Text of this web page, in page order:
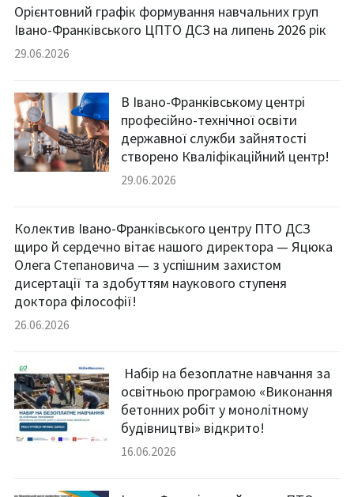
Орієнтовний графік формування навчальних груп
Івано-Франківського ЦПТО ДСЗ на липень 2026 рік
29.06.2026
В Івано-Франківському центрі
професійно-технічної освіти
державної служби зайнятості
створено Кваліфікаційний центр!
29.06.2026
Колектив Івано-Франківського центру ПТО ДСЗ
щиро й сердечно вітає нашого директора — Яцюка
Олега Степановича — з успішним захистом
дисертації та здобуттям наукового ступеня
доктора філософії!
26.06.2026
освітньою програмою «Виконання
бетонних робіт у монолітному
будівництві» відкрито!
16.06.2026